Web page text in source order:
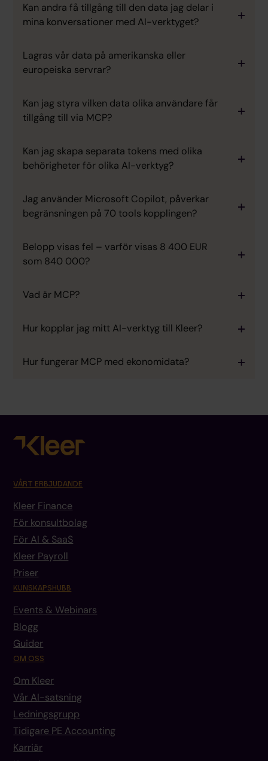
Kan andra få tillgång till den data jag delar i
mina konversationer med AI-verktyget?
Lagras vår data på amerikanska eller
europeiska servrar?
Kan jag styra vilken data olika användare får
tillgång till via MCP?
Kan jag skapa separata tokens med olika
behörigheter för olika AI-verktyg?
Jag använder Microsoft Copilot, påverkar
begränsningen på 70 tools kopplingen?
Belopp visas fel – varför visas 8 400 EUR
som 840 000?
Vad är MCP?
Hur kopplar jag mitt AI-verktyg till Kleer?
Hur fungerar MCP med ekonomidata?
VÅRT ERBJUDANDE
Kleer Finance
För konsultbolag
För AI & SaaS
Kleer Payroll
Priser
KUNSKAPSHUBB
Events & Webinars
Blogg
Guider
OM OSS
Om Kleer
Vår AI-satsning
Ledningsgrupp
Tidigare PE Accounting
Karriär